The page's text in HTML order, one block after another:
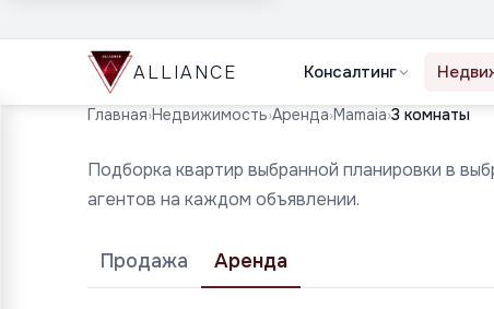
ALLIANCE Консалтинг
Главная›Недвижимость›Аренда›Mamaia›3 комнаты
Подборка квартир выбранной планировки в
агентов на каждом объявлении.
Продажа Аренда